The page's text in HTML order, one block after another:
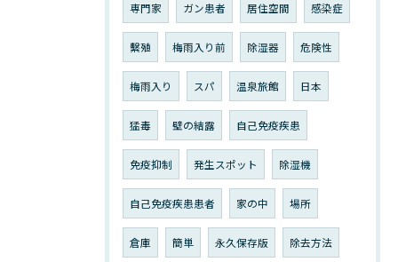
専門家 ガン患者 居住空間 感染症
繫殖 梅雨入り前 除湿器 危険性
梅雨入り スパ 温泉旅館 日本
猛毒 壁の結露 自己免疫疾患
免疫抑制 発生スポット 除湿機
自己免疫疾患患者 家の中 場所
倉庫 簡単 永久保存版 除去方法